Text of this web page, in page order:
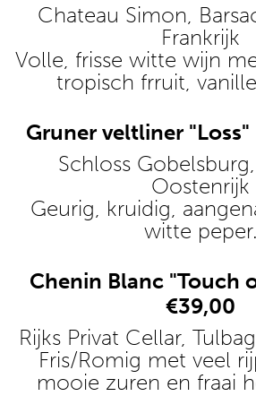
Chateau Simon,
Frankrijk
Volle, frisse witte wijn
tropisch frruit,
Gruner veltliner "Loss"
Schloss
Oostenrijk
Geurig, kruidig,
witte peper.
Chenin Blanc "Touch
€39,00
Rijks Privat Cellar,
Fris/Romig met veel
mooie zuren en fraai